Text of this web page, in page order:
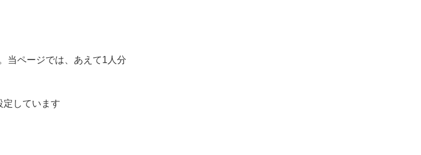
当ページでは、あえて1人分
しています